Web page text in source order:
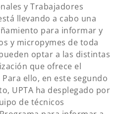
y Trabajadores
llevando a cabo una
para informar y
y micropymes de toda
optar a las distintas
que ofrece el
ello, en este segundo
UPTA ha desplegado por
de técnicos